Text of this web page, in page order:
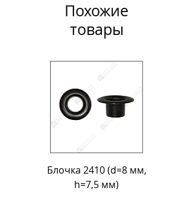
Похожие
товары
Блочка 2410 (d=8 мм,
h=7,5 мм)